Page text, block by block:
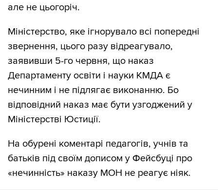
але не цьогоріч.
Міністерство, яке ігнорувало всі попередні
звернення, цього разу відреагувало,
заявивши 5-го червня, що наказ
Департаменту освіти і науки КМДА є
нечинним і не підлягає виконанню. Бо
відповідний наказ має бути узгоджений у
Міністерстві Юстиції.
На обурені коментарі педагогів, учнів та
батьків під своїм дописом у Фейсбуці про
«нечинність» наказу МОН не реагує ніяк.